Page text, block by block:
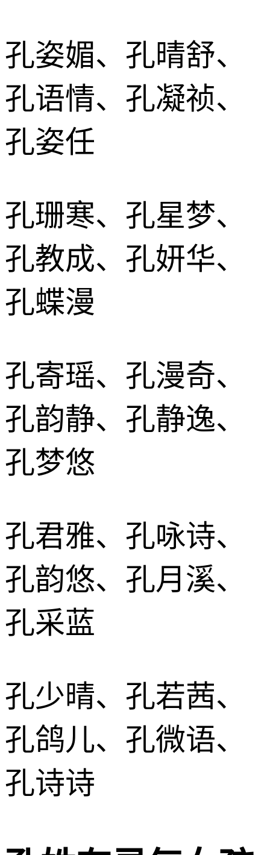
孔姿媚、孔晴舒、
孔语情、孔凝祯、
孔姿任
孔珊寒、孔星梦、
孔教成、孔妍华、
孔蝶漫
孔寄瑶、孔漫奇、
孔韵静、孔静逸、
孔梦悠
孔君雅、孔咏诗、
孔韵悠、孔月溪、
孔采蓝
孔少晴、孔若茜、
孔鸽儿、孔微语、
孔诗诗